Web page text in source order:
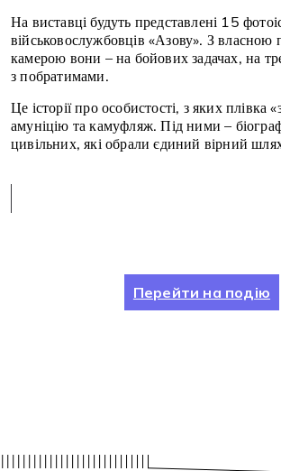
На виставці будуть представлені 15
військовослужбовців «Азову». З власною
камерою вони – на бойових задачах, на
з побратимами.
Це історії про особистості, з яких плівка
амуніцію та камуфляж. Під ними –
цивільних, які обрали єдиний вірний
Перейти на подію